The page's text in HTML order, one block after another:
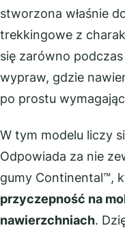
stworzona właśnie
trekkingowe z
się zarówno
wypraw, gdzie
po prostu
W tym modelu liczy
Odpowiada za nie
gumy Continental™,
przyczepność na
nawierzchniach.